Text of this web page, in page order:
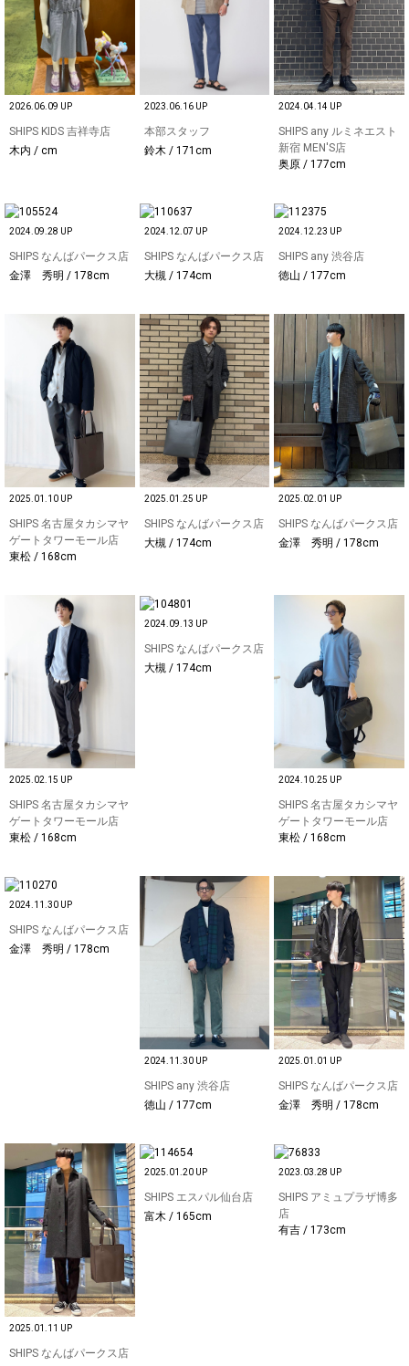
2026.06.09 UP
SHIPS KIDS 吉祥寺店
木内 / cm
2023.06.16 UP
本部スタッフ
鈴木 / 171cm
2024.04.14 UP
SHIPS any ルミネエスト
新宿 MEN'S店
奥原 / 177cm
2024.09.28 UP
SHIPS なんばパークス店
金澤 秀明 / 178cm
2024.12.07 UP
SHIPS なんばパークス店
大槻 / 174cm
2024.12.23 UP
SHIPS any 渋谷店
徳山 / 177cm
2025.01.10 UP
SHIPS 名古屋タカシマヤ
ゲートタワーモール店
東松 / 168cm
2025.01.25 UP
SHIPS なんばパークス店
大槻 / 174cm
2025.02.01 UP
SHIPS なんばパークス店
金澤 秀明 / 178cm
2025.02.15 UP
SHIPS 名古屋タカシマヤ
ゲートタワーモール店
東松 / 168cm
2024.09.13 UP
SHIPS なんばパークス店
大槻 / 174cm
2024.10.25 UP
SHIPS 名古屋タカシマヤ
ゲートタワーモール店
東松 / 168cm
2024.11.30 UP
SHIPS なんばパークス店
金澤 秀明 / 178cm
2024.11.30 UP
SHIPS any 渋谷店
徳山 / 177cm
2025.01.01 UP
SHIPS なんばパークス店
金澤 秀明 / 178cm
2025.01.11 UP
SHIPS なんばパークス店
2025.01.20 UP
SHIPS エスパル仙台店
富木 / 165cm
2023.03.28 UP
SHIPS アミュプラザ博多
店
有吉 / 173cm